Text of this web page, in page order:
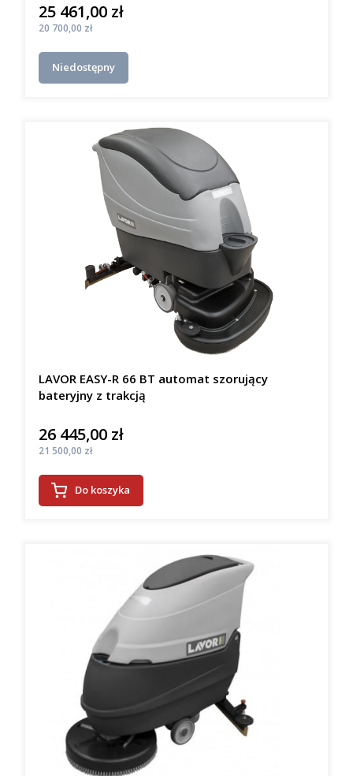
Cena
25 461,00 zł
Cena
20 700,00 zł
Niedostępny
LAVOR EASY-R 66 BT automat szorujący
bateryjny z trakcją
Cena
26 445,00 zł
Cena
21 500,00 zł
Do koszyka